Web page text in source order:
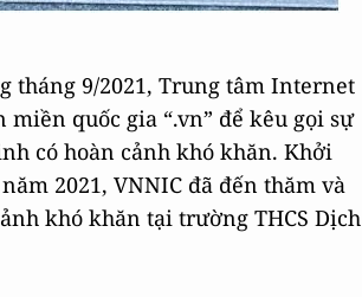
tháng 9/2021, Trung tâm Internet
quốc gia “.vn” để kêu gọi sự
có hoàn cảnh khó khăn. Khởi
2021, VNNIC đã đến thăm và
khó khăn tại trường THCS Dịch